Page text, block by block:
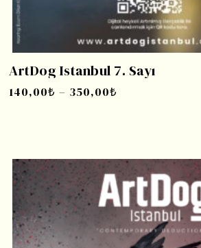
ArtDog Istanbul 7. Sayı
140,00₺ – 350,00₺